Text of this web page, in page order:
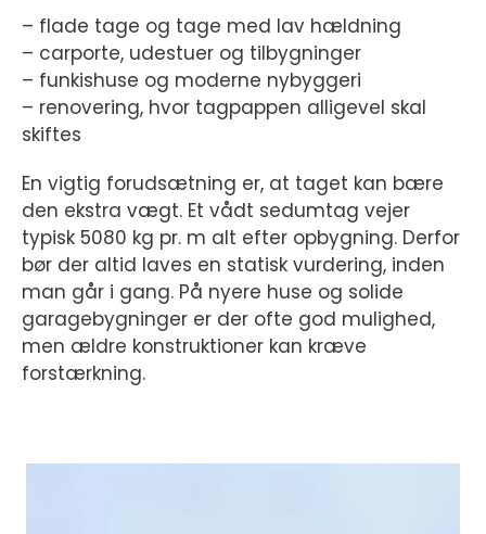
– flade tage og tage med lav hældning
– carporte, udestuer og tilbygninger
– funkishuse og moderne nybyggeri
– renovering, hvor tagpappen alligevel skal
skiftes
En vigtig forudsætning er, at taget kan bære
den ekstra vægt. Et vådt sedumtag vejer
typisk 5080 kg pr. m alt efter opbygning. Derfor
bør der altid laves en statisk vurdering, inden
man går i gang. På nyere huse og solide
garagebygninger er der ofte god mulighed,
men ældre konstruktioner kan kræve
forstærkning.